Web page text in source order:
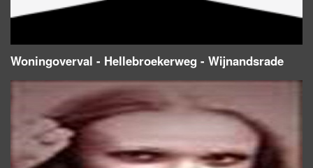
Woningoverval - Hellebroekerweg - Wijnandsrade